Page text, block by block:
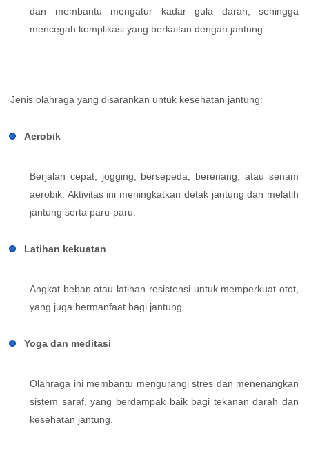
dan membantu mengatur kadar gula darah, sehingga
mencegah komplikasi yang berkaitan dengan jantung.
Jenis olahraga yang disarankan untuk kesehatan jantung:
Aerobik
Berjalan cepat, jogging, bersepeda, berenang, atau senam
aerobik. Aktivitas ini meningkatkan detak jantung dan melatih
jantung serta paru-paru.
Latihan kekuatan
Angkat beban atau latihan resistensi untuk memperkuat otot,
yang juga bermanfaat bagi jantung.
Yoga dan meditasi
Olahraga ini membantu mengurangi stres dan menenangkan
sistem saraf, yang berdampak baik bagi tekanan darah dan
kesehatan jantung.